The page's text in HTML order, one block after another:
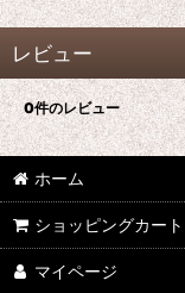
レビュー
0件のレビュー
ホーム
ショッピングカート
マイページ